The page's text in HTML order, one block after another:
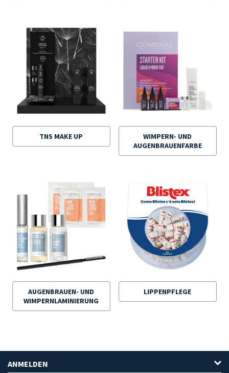
TNS MAKE UP
WIMPERN- UND
AUGENBRAUENFARBE
AUGENBRAUEN- UND
WIMPERNLAMINIERUNG
LIPPENPFLEGE
ANMELDEN